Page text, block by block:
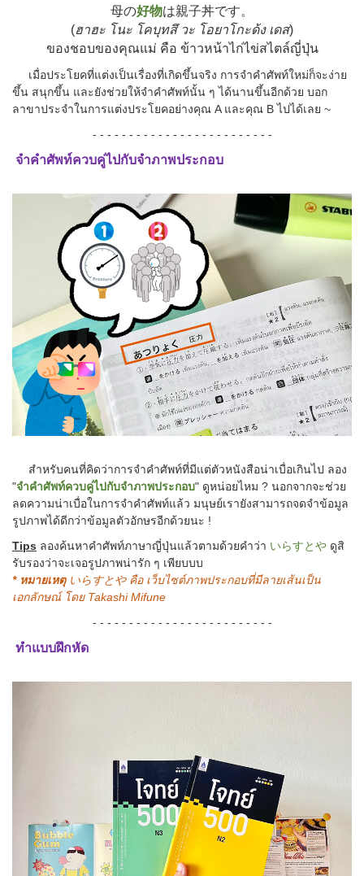
母の好物は親子丼です。
(ฮาฮะ โนะ โคบุทสึ วะ โอยาโกะด้ง เดส)
ของชอบของคุณแม่ คือ ข้าวหน้าไก่ไข่สไตล์ญี่ปุ่น
เมื่อประโยคที่แต่งเป็นเรื่องที่เกิดขึ้นจริง การจำคำศัพท์ใหม่ก็จะง่าย
ขึ้น สนุกขึ้น และยังช่วยให้จำคำศัพท์นั้น ๆ ได้นานขึ้นอีกด้วย บอก
ลาขาประจำในการแต่งประโยคอย่างคุณ A และคุณ B ไปได้เลย ~
- - - - - - - - - - - - - - - - - - - - - - - - -
จำคำศัพท์ควบคู่ไปกับจำภาพประกอบ
สำหรับคนที่คิดว่าการจำคำศัพท์ที่มีแต่ตัวหนังสือน่าเบื่อเกินไป ลอง
"จำคำศัพท์ควบคู่ไปกับจำภาพประกอบ" ดูหน่อยไหม ? นอกจากจะช่วย
ลดความน่าเบื่อในการจำคำศัพท์แล้ว มนุษย์เรายังสามารถจดจำข้อมูล
รูปภาพได้ดีกว่าข้อมูลตัวอักษรอีกด้วยนะ !
Tips ลองค้นหาคำศัพท์ภาษาญี่ปุ่นแล้วตามด้วยคำว่า いらすとや ดูสิ
รับรองว่าจะเจอรูปภาพน่ารัก ๆ เพียบบบ
* หมายเหตุ いらすとやคือ เว็บไซต์ภาพประกอบที่มีลายเส้นเป็น
เอกลักษณ์ โดย Takashi Mifune
- - - - - - - - - - - - - - - - - - - - - - - - -
ทำแบบฝึกหัด